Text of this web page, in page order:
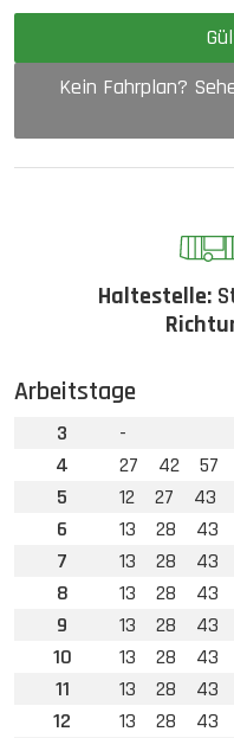
Kein Fahrplan?
Haltestelle:
Arbeitstage
3
-
4
27 42
57
5
12 27 43
6
13 28 43
7
13 28 43
8
13 28 43
9
13 28 43
10
13 28 43
11
13 28 43
12
13 28 43